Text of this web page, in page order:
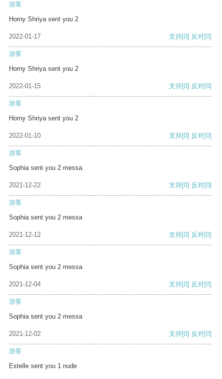
游客
Horny Shriya sent you 2
2022-01-17 支持[0] 反对[0]
游客
Horny Shriya sent you 2
2022-01-15 支持[0] 反对[0]
游客
Horny Shriya sent you 2
2022-01-10 支持[0] 反对[0]
游客
Sophia sent you 2 messa
2021-12-22 支持[0] 反对[0]
游客
Sophia sent you 2 messa
2021-12-12 支持[0] 反对[0]
游客
Sophia sent you 2 messa
2021-12-04 支持[0] 反对[0]
游客
Sophia sent you 2 messa
2021-12-02 支持[0] 反对[0]
游客
Estelle sent you 1 nude